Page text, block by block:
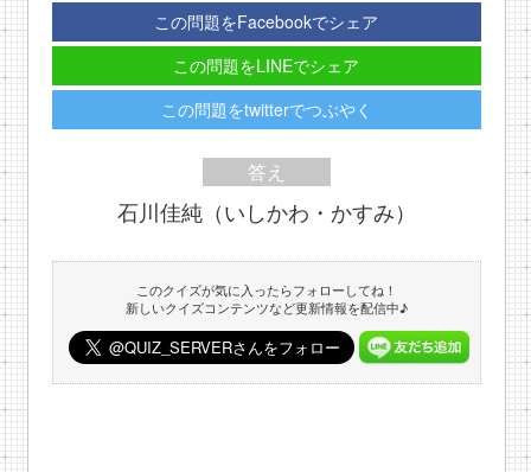
この問題をFacebookでシェア
この問題をLINEでシェア
この問題をtwitterでつぶやく
答え
石川佳純（いしかわ・かすみ）
このクイズが気に入ったらフォローしてね！
新しいクイズコンテンツなど更新情報を配信中♪